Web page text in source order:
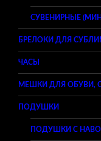
СУВЕНИРНЫЕ
БРЕЛОКИ ДЛЯ
ЧАСЫ
МЕШКИ ДЛЯ ОБУВИ,
ПОДУШКИ
ПОДУШКИ С